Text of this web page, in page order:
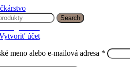
Search
účet
meno alebo e-mailová adresa *